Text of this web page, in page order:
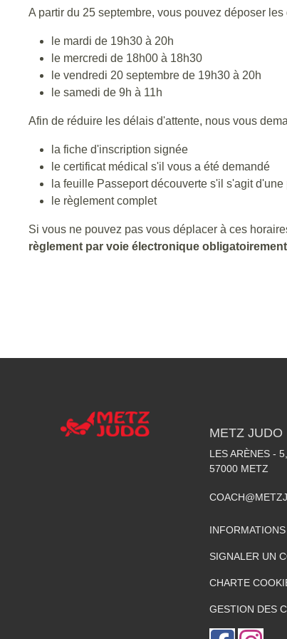
A partir du 25 septembre, vous pouvez déposer
le mardi de 19h30 à 20h
le mercredi de 18h00 à 18h30
le vendredi 20 septembre de 19h30 à 20h
le samedi de 9h à 11h
Afin de réduire les délais d'attente, nous vous
la fiche d'inscription signée
le certificat médical s'il vous a été demandé
la feuille Passeport découverte s'il s'agit
le règlement complet
Si vous ne pouvez pas vous déplacer à ces
règlement par voie électronique obligatoirement
METZ JUDO
LES ARÈNES -
57000 METZ
SIGNALER UN
CHARTE
GESTION DES